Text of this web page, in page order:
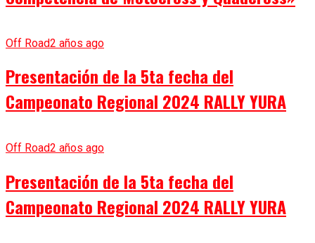
Off Road2 años ago
Presentación de la 5ta fecha del
Campeonato Regional 2024 RALLY YURA
Off Road2 años ago
Presentación de la 5ta fecha del
Campeonato Regional 2024 RALLY YURA